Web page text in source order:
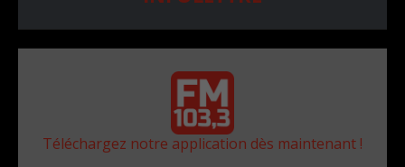
Téléchargez notre application dès maintenant !